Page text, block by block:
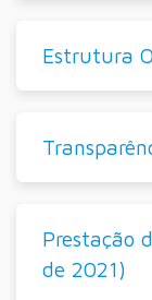
Estrutura
Prestação
de 2021)